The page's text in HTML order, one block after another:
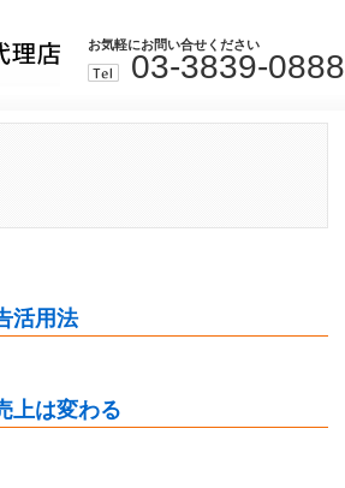
お気軽にお問い合せください
03-3839-0888
活用法
上は変わる